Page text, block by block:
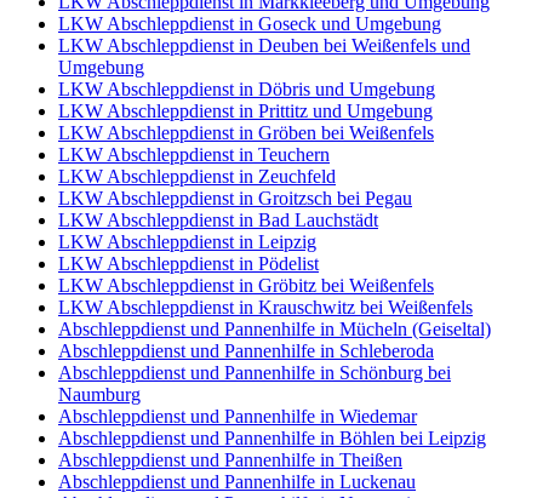
LKW Abschleppdienst in Goseck und Umgebung
LKW Abschleppdienst in Deuben bei Weißenfels und
Umgebung
LKW Abschleppdienst in Döbris und Umgebung
LKW Abschleppdienst in Prittitz und Umgebung
LKW Abschleppdienst in Gröben bei Weißenfels
LKW Abschleppdienst in Teuchern
LKW Abschleppdienst in Zeuchfeld
LKW Abschleppdienst in Groitzsch bei Pegau
LKW Abschleppdienst in Bad Lauchstädt
LKW Abschleppdienst in Leipzig
LKW Abschleppdienst in Pödelist
LKW Abschleppdienst in Gröbitz bei Weißenfels
LKW Abschleppdienst in Krauschwitz bei Weißenfels
Abschleppdienst und Pannenhilfe in Mücheln (Geiseltal)
Abschleppdienst und Pannenhilfe in Schleberoda
Abschleppdienst und Pannenhilfe in Schönburg bei
Naumburg
Abschleppdienst und Pannenhilfe in Wiedemar
Abschleppdienst und Pannenhilfe in Böhlen bei Leipzig
Abschleppdienst und Pannenhilfe in Theißen
Abschleppdienst und Pannenhilfe in Luckenau